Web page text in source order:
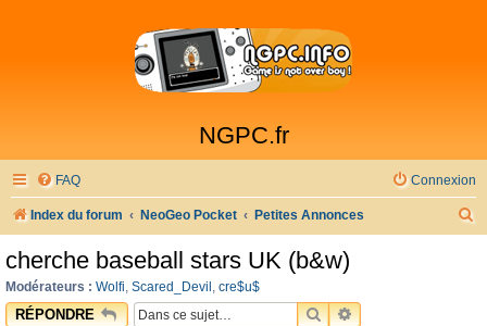
NGPC.fr
FAQ Connexion
Index du forum NeoGeo Pocket Petites Annonces
cherche baseball stars UK (b&w)
Modérateurs : Wolfi, Scared_Devil , cre$u$
RÉPONDRE RECHERCHER
RECHERCHE